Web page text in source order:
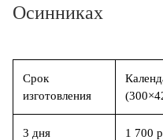
Осинниках
Срок
изготовления
3 дня
1 700